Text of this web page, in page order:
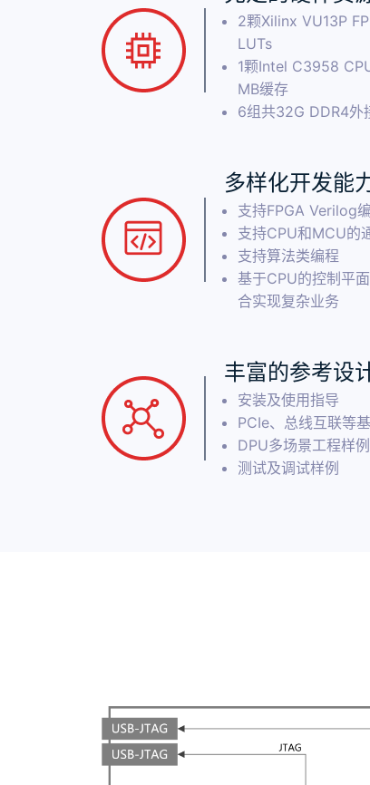
2颗Xilinx VU13P
LUTs
1颗Intel C3958
MB缓存
6组共32G DDR4外
多样化开发能
支持FPGA Verilog
支持CPU和MCU的
支持算法类编程
基于CPU的控制平
合实现复杂业务
丰富的参考设
安装及使用指导
PCIe、总线互联等
DPU多场景工程样例
测试及调试样例